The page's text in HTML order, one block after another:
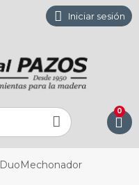
 Iniciar sesión
 
0
DuoMechonador